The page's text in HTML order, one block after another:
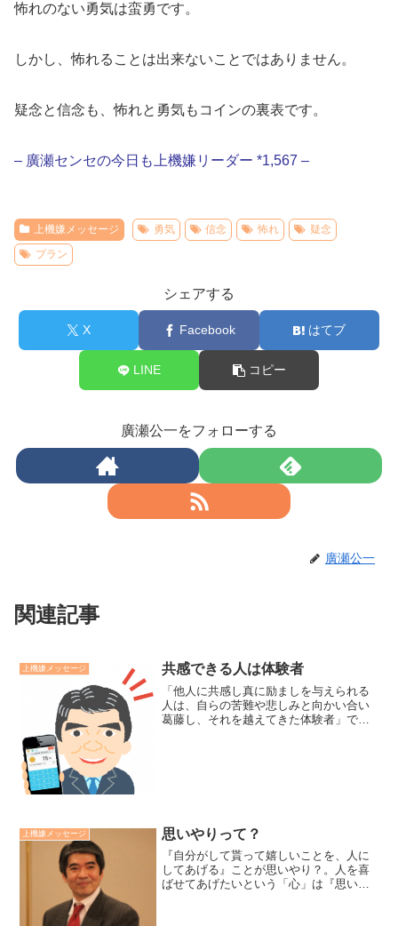
怖れのない勇気は蛮勇です。
しかし、怖れることは出来ないことではありません。
疑念と信念も、怖れと勇気もコインの裏表です。
– 廣瀬センセの今日も上機嫌リーダー *1,567 –
上機嫌メッセージ 勇気 信念 怖れ
疑念
プラン
シェアする
X Facebook はてブ
LINE コピー
廣瀬公一をフォローする
廣瀬公一
関連記事
上機嫌メッセージ 共感できる人は体験者
「他人に共感し真に励ましを与えられる
人は、自らの苦難や悲しみと向かい合い
葛藤し、それを越えてきた体験者」で
上機嫌メッセージ 思いやりって？
『自分がして貰って嬉しいことを、人に
してあげる』ことが思いやり？。人を喜
ばせてあげたいという「心」は『思いや